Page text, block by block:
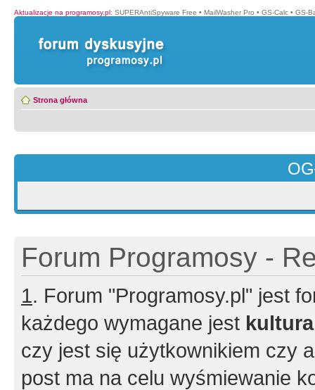
Aktualizacje na programosy.pl: SUPERAntiSpyware Free • MailWasher Pro • GS-Calc • GS-
Strona główna
Forum Programosy -
1. Forum "Programosy.pl" jest
każdego wymagane jest
czy jest się użytkownikiem czy
post ma na celu wyśmiewanie